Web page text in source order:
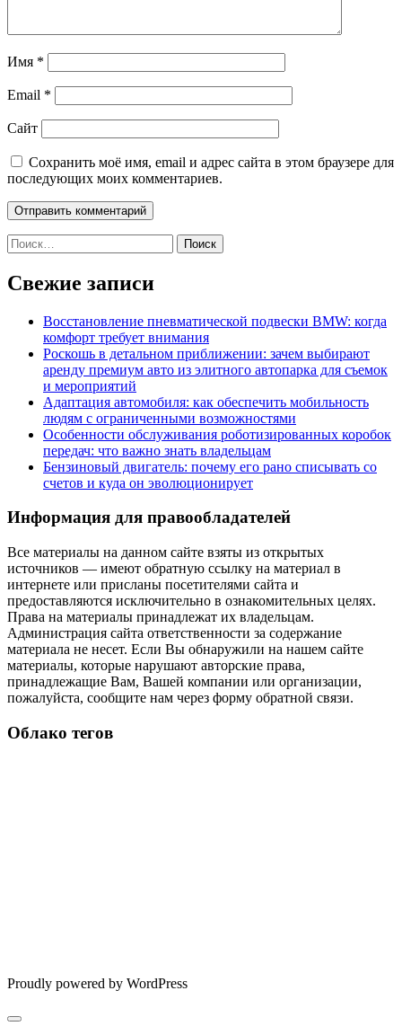
Имя *
Email *
Сайт
Сохранить моё имя, email и адрес сайта в этом браузере для
последующих моих комментариев.
Найти:
Свежие записи
Восстановление пневматической подвески BMW: когда
комфорт требует внимания
Роскошь в детальном приближении: зачем выбирают
аренду премиум авто из элитного автопарка для съемок
и мероприятий
Адаптация автомобиля: как обеспечить мобильность
людям с ограниченными возможностями
Особенности обслуживания роботизированных коробок
передач: что важно знать владельцам
Бензиновый двигатель: почему его рано списывать со
счетов и куда он эволюционирует
Информация для правообладателей
Все материалы на данном сайте взяты из открытых
источников — имеют обратную ссылку на материал в
интернете или присланы посетителями сайта и
предоставляются исключительно в ознакомительных целях.
Права на материалы принадлежат их владельцам.
Администрация сайта ответственности за содержание
материала не несет. Если Вы обнаружили на нашем сайте
материалы, которые нарушают авторские права,
принадлежащие Вам, Вашей компании или организации,
пожалуйста, сообщите нам через форму обратной связи.
Облако тегов
Proudly powered by WordPress